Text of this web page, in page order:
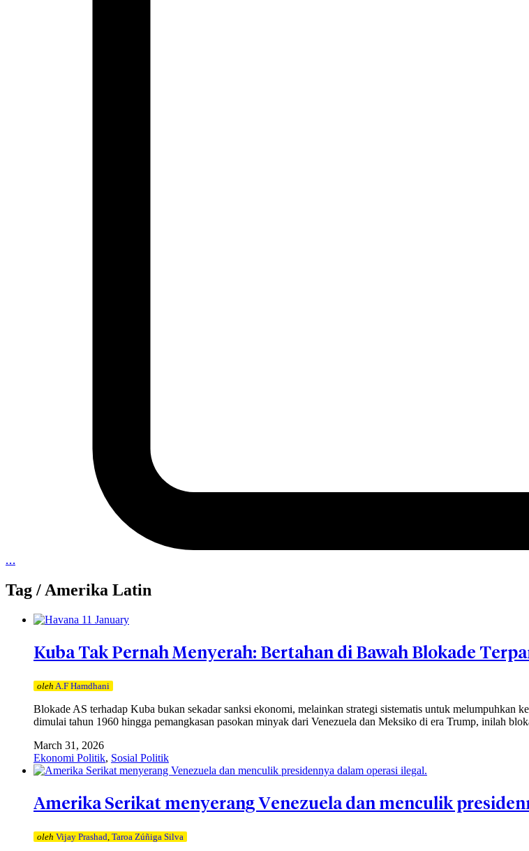
…
Tag / Amerika Latin
Kuba Tak Pernah Menyerah: Bertahan di Bawah Blokade
oleh A.F Hamdhani
Blokade AS terhadap Kuba bukan sekadar sanksi ekonomi, melainkan strategi sistematis untuk
dimulai tahun 1960 hingga pemangkasan pasokan minyak dari Venezuela dan Meksiko di era Trump, inilah
March 31, 2026
Ekonomi Politik, Sosial Politik
Amerika Serikat menyerang Venezuela dan menculik
oleh Vijay Prashad Taroa Zúñiga Silva